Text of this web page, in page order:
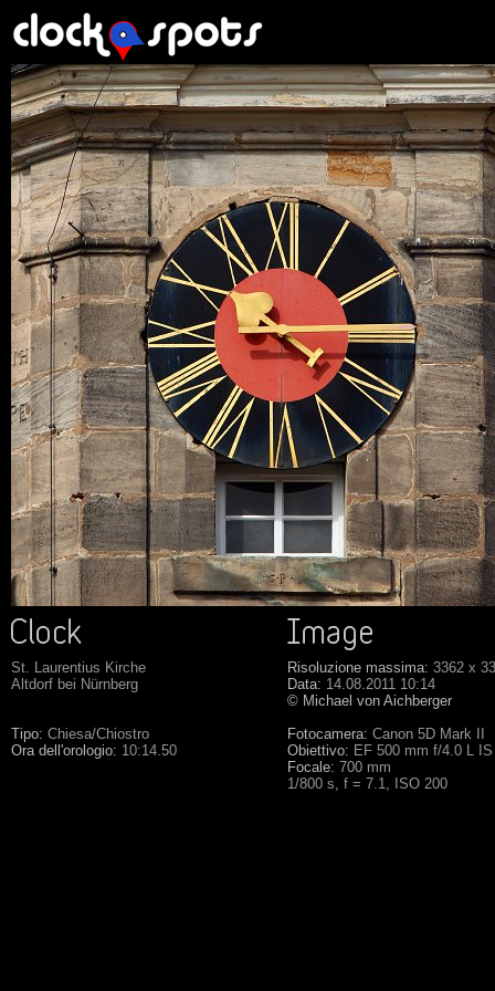
St. Laurentius Kirche
Altdorf bei Nürnberg
Tipo: Chiesa/Chiostro
Ora dell'orologio: 10:14.50
Risoluzione massima: 3362 x
Data: 14.08.2011 10:14
© Michael von Aichberger
Fotocamera: Canon 5D Mark II
Obiettivo: EF 500 mm f/4.0 L
Focale: 700 mm
1/800 s, f = 7.1, ISO 200